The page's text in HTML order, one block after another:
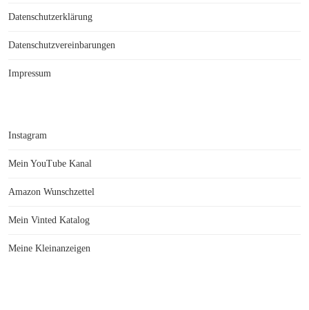
Datenschutzerklärung
Datenschutzvereinbarungen
Impressum
Instagram
Mein YouTube Kanal
Amazon Wunschzettel
Mein Vinted Katalog
Meine Kleinanzeigen